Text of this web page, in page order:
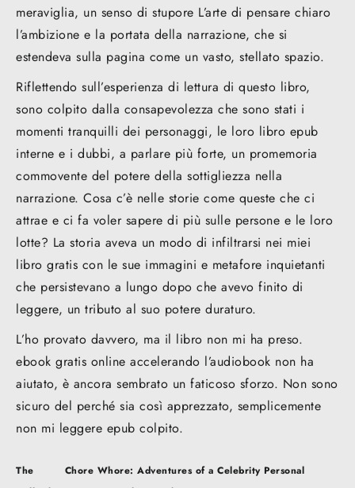
meraviglia, un senso di stupore L’arte di pensare chiaro
l’ambizione e la portata della narrazione, che si
estendeva sulla pagina come un vasto, stellato spazio.
Riflettendo sull’esperienza di lettura di questo libro,
sono colpito dalla consapevolezza che sono stati i
momenti tranquilli dei personaggi, le loro libro epub
interne e i dubbi, a parlare più forte, un promemoria
commovente del potere della sottigliezza nella
narrazione. Cosa c’è nelle storie come queste che ci
attrae e ci fa voler sapere di più sulle persone e le loro
lotte? La storia aveva un modo di infiltrarsi nei miei
libro gratis con le sue immagini e metafore inquietanti
che persistevano a lungo dopo che avevo finito di
leggere, un tributo al suo potere duraturo.
L’ho provato davvero, ma il libro non mi ha preso.
ebook gratis online accelerando l’audiobook non ha
aiutato, è ancora sembrato un faticoso sforzo. Non sono
sicuro del perché sia così apprezzato, semplicemente
non mi leggere epub colpito.
Post
The
Chore Whore: Adventures of a Celebrity Personal